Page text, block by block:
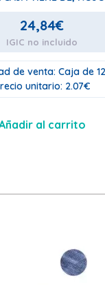
(3 x color)
24,84€
IGIC no incluido
de venta: Caja de 12
unitario: 2.07€
al carrito